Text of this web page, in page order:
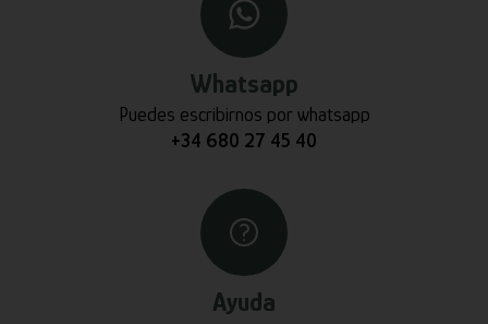
Whatsapp
Puedes escribirnos por whatsapp
+34 680 27 45 40
Ayuda